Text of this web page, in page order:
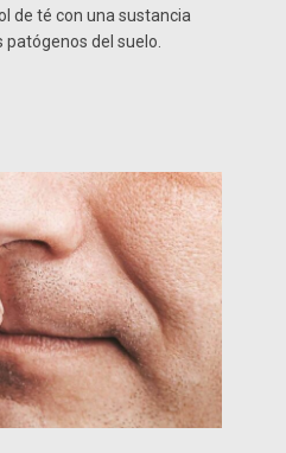
de té con una sustancia
del suelo.